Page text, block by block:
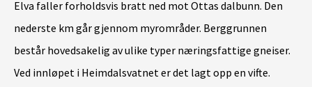
Elva faller forholdsvis bratt ned mot Ottas dalbunn. Den
nederste km går gjennom myrområder. Berggrunnen
består hovedsakelig av ulike typer næringsfattige gneiser.
Ved innløpet i Heimdalsvatnet er det lagt opp en vifte.